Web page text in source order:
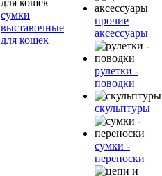
сумки
выставочные
для кошек
прочие
аксессуары
рулетки -
поводки
скульптуры
сумки -
переноски